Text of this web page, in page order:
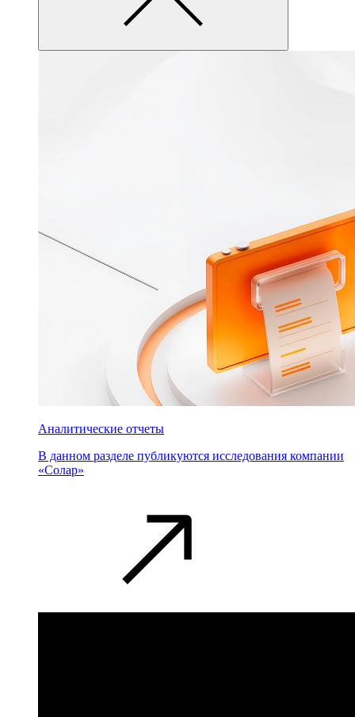
Аналитические отчеты
В данном разделе публикуются исследования компании
«Солар»